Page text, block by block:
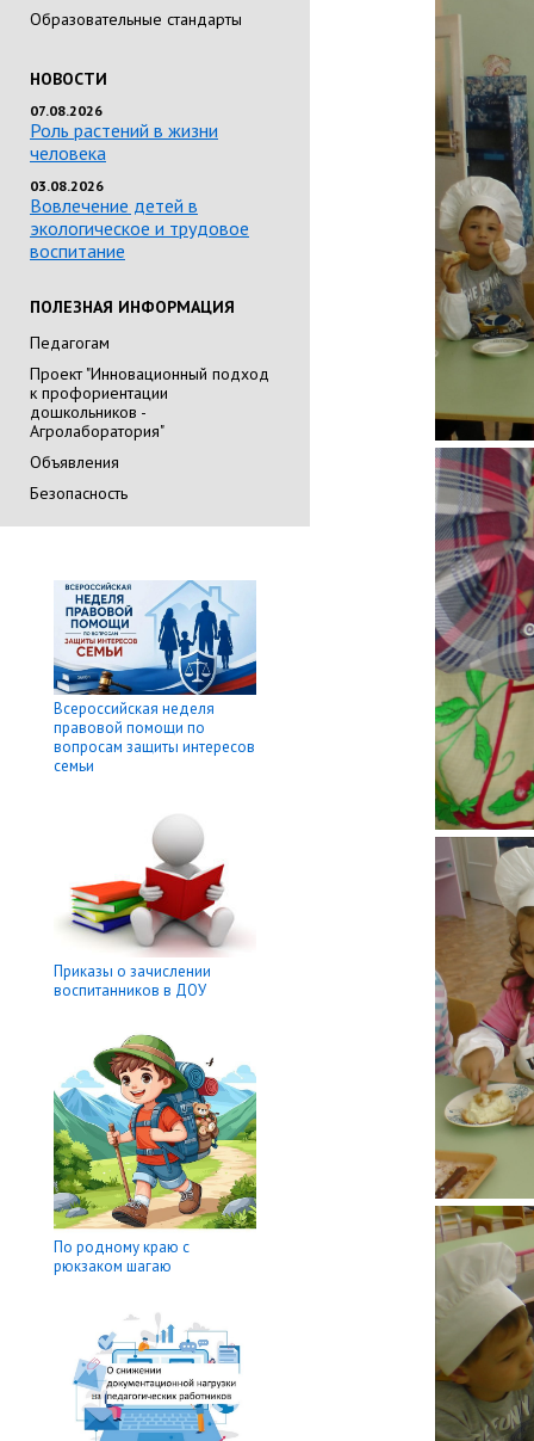
Образовательные стандарты
НОВОСТИ
07.08.2026
Роль растений в жизни
человека
03.08.2026
Вовлечение детей в
экологическое и трудовое
воспитание
ПОЛЕЗНАЯ ИНФОРМАЦИЯ
Педагогам
Проект "Инновационный подход
к профориентации
дошкольников -
Агролаборатория"
Объявления
Безопасность
Всероссийская неделя
правовой помощи по
вопросам защиты интересов
семьи
Приказы о зачислении
воспитанников в ДОУ
По родному краю с
рюкзаком шагаю